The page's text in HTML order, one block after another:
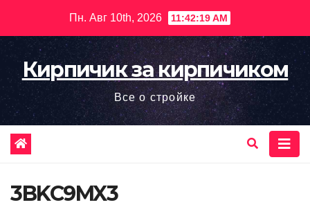
содержимому
Пн. Авг 10th, 2026 11:42:20 AM
Кирпичик за кирпичиком
Все о стройке
3BKC9MX3